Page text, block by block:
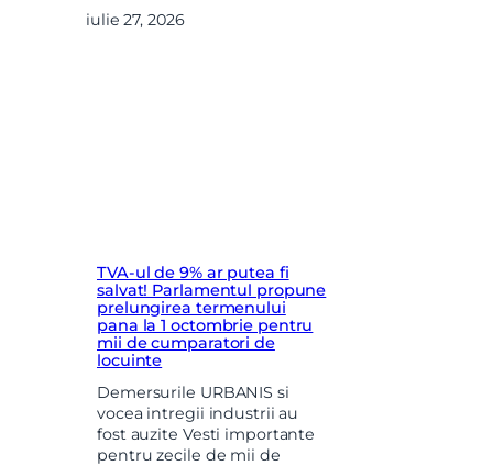
iulie 27, 2026
TVA-ul de 9% ar putea fi
salvat! Parlamentul propune
prelungirea termenului
pana la 1 octombrie pentru
mii de cumparatori de
locuinte
Demersurile URBANIS si
vocea intregii industrii au
fost auzite Vesti importante
pentru zecile de mii de